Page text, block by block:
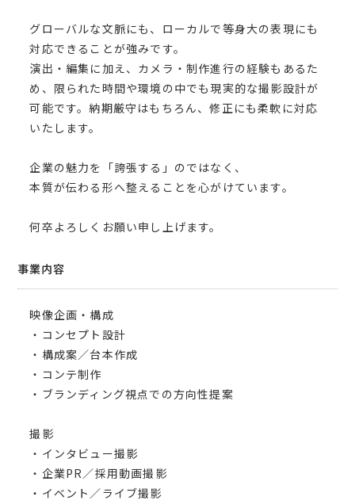
グローバルな文脈にも、ローカルで等身大の表現にも
対応できることが強みです。
演出・編集に加え、カメラ・制作進行の経験もあるた
め、限られた時間や環境の中でも現実的な撮影設計が
可能です。納期厳守はもちろん、修正にも柔軟に対応
いたします。
企業の魅力を「誇張する」のではなく、
本質が伝わる形へ整えることを心がけています。
何卒よろしくお願い申し上げます。
事業内容
映像企画・構成
・コンセプト設計
・構成案／台本作成
・コンテ制作
・ブランディング視点での方向性提案
撮影
・インタビュー撮影
・企業PR／採用動画撮影
・イベント／ライブ撮影